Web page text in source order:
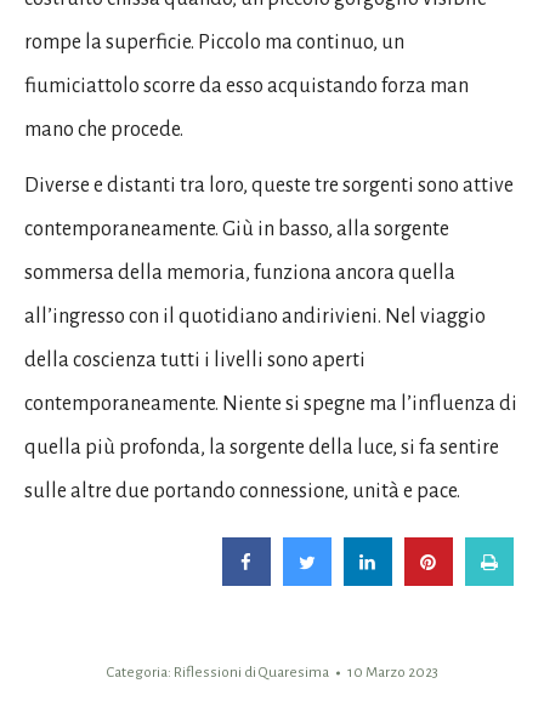
rompe la superficie. Piccolo ma continuo, un
fiumiciattolo scorre da esso acquistando forza man
mano che procede.
Diverse e distanti tra loro, queste tre sorgenti sono attive
contemporaneamente. Giù in basso, alla sorgente
sommersa della memoria, funziona ancora quella
all’ingresso con il quotidiano andirivieni. Nel viaggio
della coscienza tutti i livelli sono aperti
contemporaneamente. Niente si spegne ma l’influenza di
quella più profonda, la sorgente della luce, si fa sentire
sulle altre due portando connessione, unità e pace.
Categoria: Riflessioni di Quaresima 10 Marzo 2023